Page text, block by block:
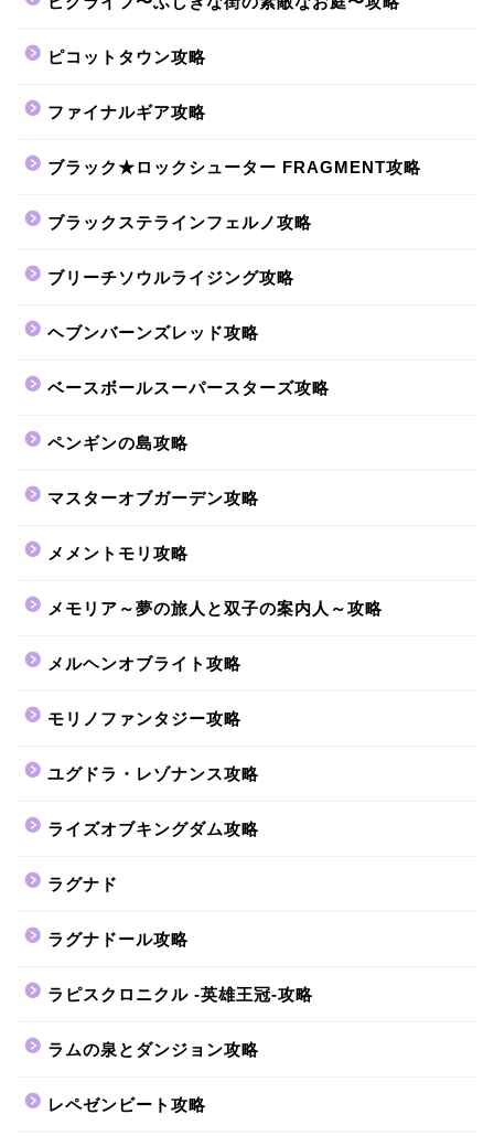
ピコットタウン攻略
ファイナルギア攻略
ブラック★ロックシューター FRAGMENT攻略
ブラックステラインフェルノ攻略
ブリーチソウルライジング攻略
ヘブンバーンズレッド攻略
ベースボールスーパースターズ攻略
ペンギンの島攻略
マスターオブガーデン攻略
メメントモリ攻略
メモリア～夢の旅人と双子の案内人～攻略
メルヘンオブライト攻略
モリノファンタジー攻略
ユグドラ・レゾナンス攻略
ライズオブキングダム攻略
ラグナド
ラグナドール攻略
ラピスクロニクル -英雄王冠-攻略
ラムの泉とダンジョン攻略
レペゼンビート攻略